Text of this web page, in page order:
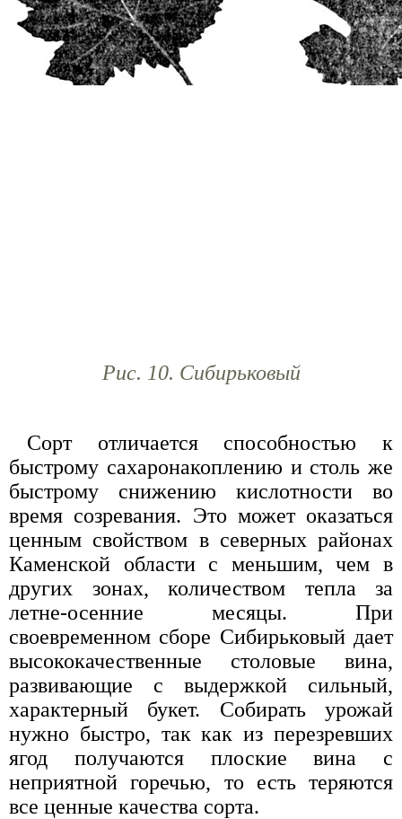
Рис. 10. Сибирьковый
Сорт отличается способностью к
быстрому сахаронакоплению и столь же
быстрому снижению кислотности во
время созревания. Это может оказаться
ценным свойством в северных районах
Каменской области с меньшим, чем в
других зонах, количеством тепла за
летне-осенние месяцы. При
своевременном сборе Сибирьковый дает
высококачественные столовые вина,
развивающие с выдержкой сильный,
характерный букет. Собирать урожай
нужно быстро, так как из перезревших
ягод получаются плоские вина с
неприятной горечью, то есть теряются
все ценные качества сорта.